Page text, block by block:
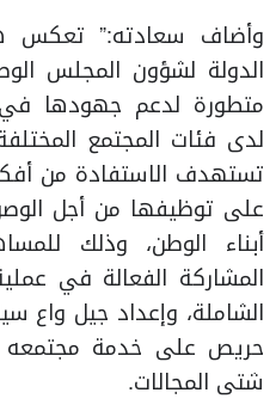
وأضاف سعادته:” تعكس
الدولة لشؤون المجلس
متطورة لدعم جهودها
لدى فئات المجتمع
تستهدف الاستفادة من
على توظيفها من أجل
أبناء الوطن، وذلك
المشاركة الفعالة في
الشاملة، وإعداد جيل واع
حريص على خدمة
شتى المجالات.